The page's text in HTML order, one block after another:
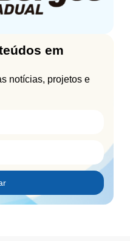
em
notícias, projetos e